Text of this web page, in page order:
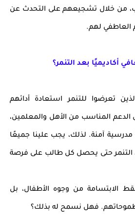
من خلال تشجيعهم على التحدث عن
العاطفي لهم.
أكاديميًا بعد التنمر؟
تعرضوا للتنمر استعادة أدائهم
الدعم المناسب من الأهل والمعلمين،
آمنة. لذلك، يجب علينا جميعًا
التنمر حتى يحصل كل طالب على فرصة
الابتسامة من وجوه الأطفال، بل
فهل نسمح له بذلك؟